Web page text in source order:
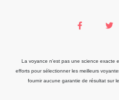
La voyance n'est pas une science exacte
efforts pour sélectionner les meilleurs
fournir aucune garantie de résultat sur